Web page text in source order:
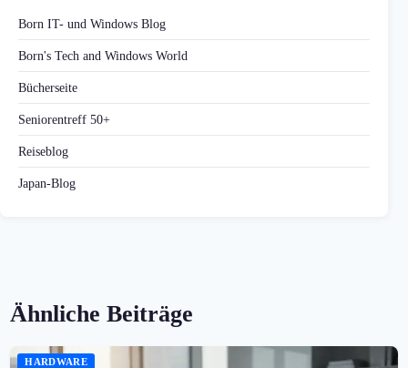
Born IT- und Windows Blog
Born's Tech and Windows World
Bücherseite
Seniorentreff 50+
Reiseblog
Japan-Blog
Ähnliche Beiträge
HARDWARE